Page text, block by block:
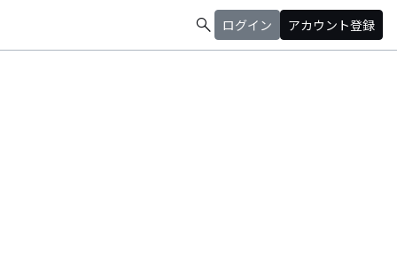
search ログイン アカウント登録